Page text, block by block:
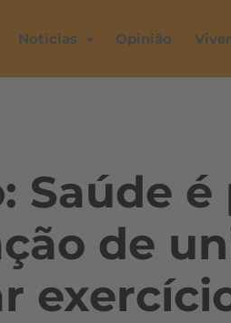
Notícias Opinião
Saúde
de